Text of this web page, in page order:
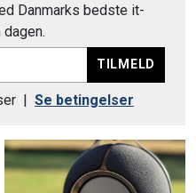
Danmarks bedste it-
TILMELD
| Se betingelser